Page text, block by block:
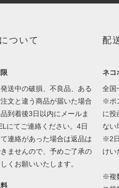
ついて
発送中の破損、不良品、ある
文と違う商品が届いた場合
到着後3日以内にメールま
にてご連絡ください。4日
連絡があった場合は返品は
ませんので、予めご了承の
くお願いいたします。
配
ネコ
全国
※ポ
に投
ない
※2
けい
※複